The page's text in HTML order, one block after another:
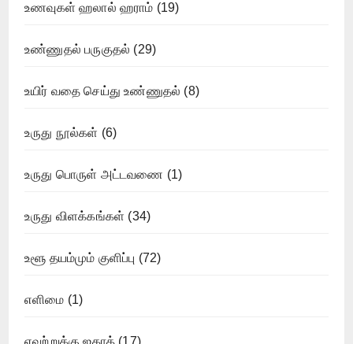
உணவுகள் ஹலால் ஹராம் (19)
உண்ணுதல் பருகுதல் (29)
உயிர் வதை செய்து உண்ணுதல் (8)
உருது நூல்கள் (6)
உருது பொருள் அட்டவணை (1)
உருது விளக்கங்கள் (34)
உளூ தயம்மும் குளிப்பு (72)
எளிமை (1)
எவற்றுக்கு ஜகாத் (17)